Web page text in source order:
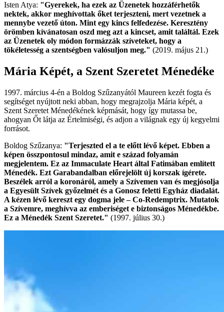
Isten Atya: "Gyerekek, ha ezek az Üzenetek hozzáférhetők
nektek, akkor meghívottak őket terjeszteni, mert vezetnek a
mennybe vezető úton. Mint egy kincs felfedezése. Keresztény
örömben kívánatosan oszd meg azt a kincset, amit találtál. Ezek
az Üzenetek oly módon formázzák szíveteket, hogy a
tökéletesség a szentségben valósuljon meg." (2019. május 21.)
Mária Képét, a Szent Szeretet Ménedéke
1997. március 4-én a Boldog Szűzanyától Maureen kezét fogta és
segítséget nyújtott neki abban, hogy megrajzolja Mária képét, a
Szent Szeretet Ménedékének képmását, hogy így mutassa be,
ahogyan Őt látja az Értelmiségi, és adjon a világnak egy új kegyelmi
forrásot.
Boldog Szűzanya: "Terjeszted el a te előtt lévő képet. Ebben a
képen összpontosul mindaz, amit e század folyamán
megjelentem. Ez az Immaculate Heart által Fatimában említett
Ménedék. Ezt Garabandalban előrejelölt új korszak ígérete.
Beszélek arról a koronáról, amely a Szívemen van és megjósolja
a Egyesült Szívek győzelmét és a Gonosz feletti Egyház diadalát.
A kézen lévő kereszt egy dogma jele – Co-Redemptrix. Mutatok
a Szívemre, meghívva az emberiséget e biztonságos Ménedékbe.
Ez a Ménedék Szent Szeretet." (1997. július 30.)